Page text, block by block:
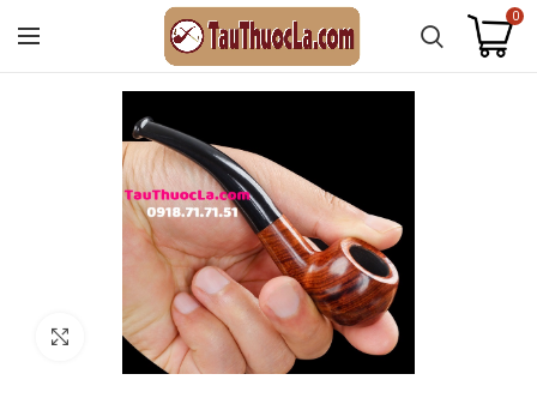
0
Click to enlarge